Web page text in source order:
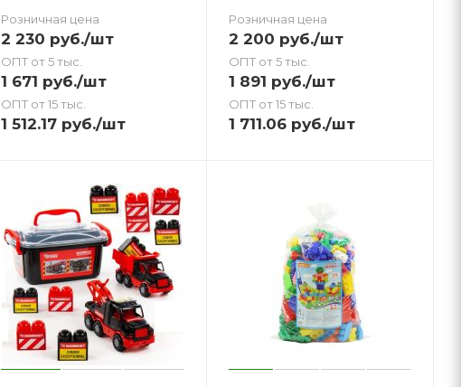
Розничная цена
2 230 руб./шт
ОПТ от 5 тыс.
1 671 руб./шт
ОПТ от 15 тыс.
1 512.17 руб./шт
Розничная цена
2 200 руб./шт
ОПТ от 5 тыс.
1 891 руб./шт
ОПТ от 15 тыс.
1 711.06руб./шт